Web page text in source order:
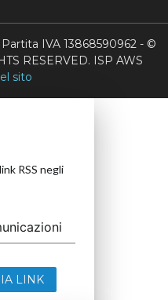
IVA 13868590962 - ©
RESERVED. ISP AWS
sito
RSS negli
LINK